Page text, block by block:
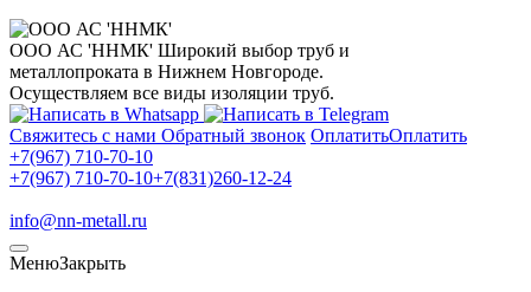
ООО АС 'ННМК' Широкий выбор труб и
металлопроката в Нижнем Новгороде.
Осуществляем все виды изоляции труб.
Свяжитесь с нами Обратный звонок ОплатитьОплатить
+7(967) 710-70-10
+7(967) 710-70-10+7(831)260-12-24
info@nn-metall.ru
МенюЗакрыть